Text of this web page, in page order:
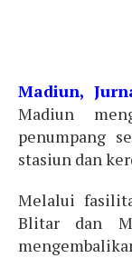
Madiun,
Madiun
penumpang
stasiun dan
Melalui
Blitar dan